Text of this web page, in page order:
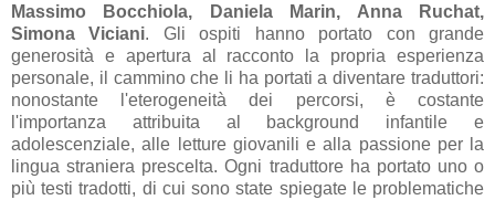
Massimo Bocchiola, Daniela Marin, Anna Ruchat,
Simona Viciani. Gli ospiti hanno portato con grande
generosità e apertura al racconto la propria esperienza
personale, il cammino che li ha portati a diventare traduttori:
nonostante l'eterogeneità dei percorsi, è costante
l'importanza attribuita al background infantile e
adolescenziale, alle letture giovanili e alla passione per la
lingua straniera prescelta. Ogni traduttore ha portato uno o
più testi tradotti, di cui sono state spiegate le problematiche